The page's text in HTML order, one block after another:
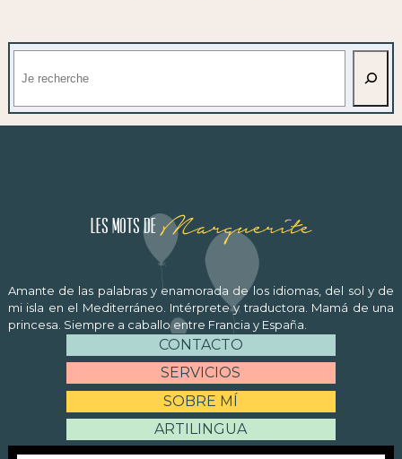
Les mots de Marguerite
Amante de las palabras y enamorada de los idiomas, del sol y de
mi isla en el Mediterráneo. Intérprete y traductora. Mamá de una
princesa. Siempre a caballo entre Francia y España.
CONTACTO
SERVICIOS
SOBRE MÍ
ARTILINGUA